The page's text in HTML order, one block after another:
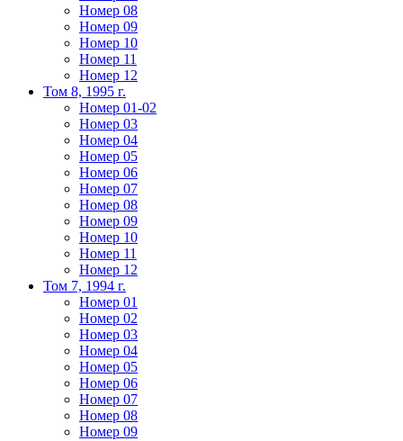
Номер 08
Номер 09
Номер 10
Номер 11
Номер 12
Том 8, 1995 г.
Номер 01-02
Номер 03
Номер 04
Номер 05
Номер 06
Номер 07
Номер 08
Номер 09
Номер 10
Номер 11
Номер 12
Том 7, 1994 г.
Номер 01
Номер 02
Номер 03
Номер 04
Номер 05
Номер 06
Номер 07
Номер 08
Номер 09